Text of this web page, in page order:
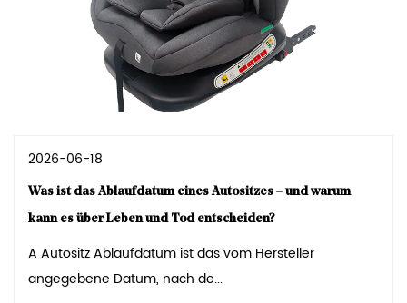
2026-06-18
Was ist das Ablaufdatum eines Autositzes – und warum
kann es über Leben und Tod entscheiden?
A Autositz Ablaufdatum ist das vom Hersteller
angegebene Datum, nach de...